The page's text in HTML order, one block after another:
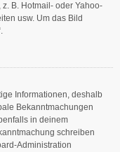
B. Hotmail- oder Yahoo-
usw. Um das Bild
Informationen, deshalb
Bekanntmachungen
in deinem
schreiben
Administration